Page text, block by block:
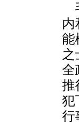
内
能
之
全
推
犯
行